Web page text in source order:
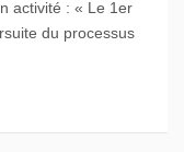
activité : « Le 1er
du processus